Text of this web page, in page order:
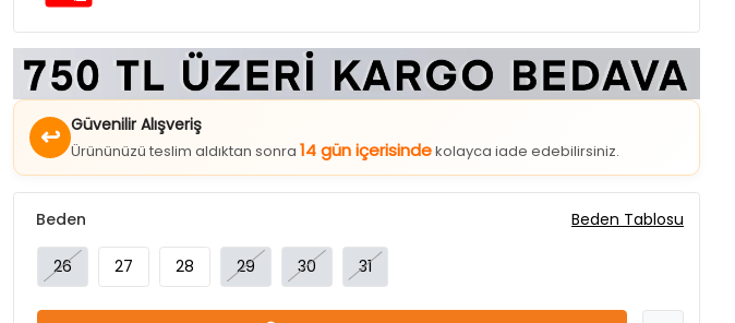
↩ Güvenilir Alışveriş
Ürününüzü teslim aldıktan sonra14 gün içerisindekolayca iade edebilirsiniz.
26
Sepete Ekle